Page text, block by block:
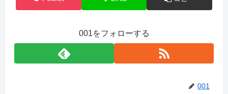
001をフォローする
001